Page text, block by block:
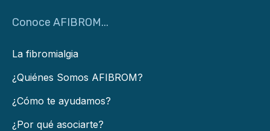
Conoce AFIBROM...
La fibromialgia
¿Quiénes Somos AFIBROM?
¿Cómo te ayudamos?
¿Por qué asociarte?